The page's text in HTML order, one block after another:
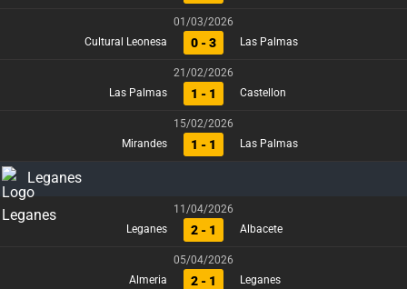
01/03/2026
Cultural Leonesa
0 - 3 Las Palmas
21/02/2026
Las Palmas
1 - 1 Castellon
15/02/2026
Mirandes
1 - 1 Las Palmas
Leganes
11/04/2026
Leganes
2 - 1 Albacete
05/04/2026
Almeria
2 - 1 Leganes